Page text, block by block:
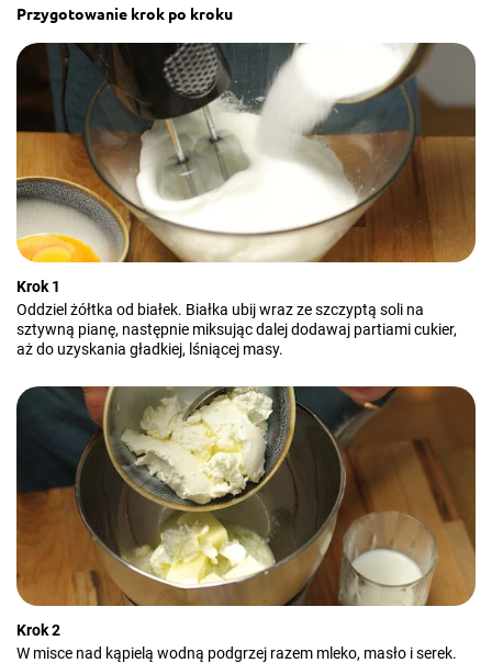
Przygotowanie krok po kroku
Krok 1
Oddziel żółtka od białek. Białka ubij wraz ze szczyptą soli na
sztywną pianę, następnie miksując dalej dodawaj partiami cukier,
aż do uzyskania gładkiej, lśniącej masy.
Krok 2
W misce nad kąpielą wodną podgrzej razem mleko, masło i serek.